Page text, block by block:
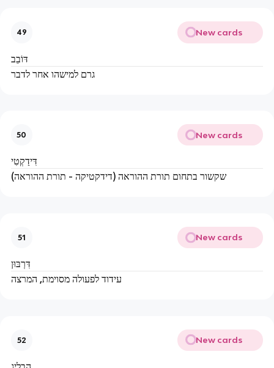
49 New cards
דּוֹבֵב
גרם למישהו אחר לדבר
50 New cards
דִּידַקְטִי
שקשור בתחום תורת ההוראה (דידקטיקה - תורת ההוראה)
51 New cards
דִּרְבּוּן
עידוד לפעולה מסוימת, המרצה
52 New cards